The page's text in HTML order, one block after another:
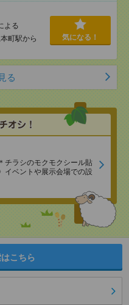
よる
町駅から
気になる！
る
チラシのモクモクシール貼
イベントや展示会場での設
こちら